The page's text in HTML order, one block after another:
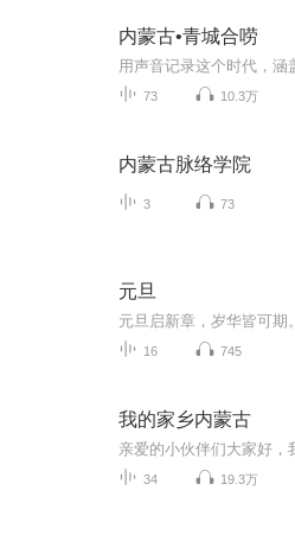
内蒙古•青城合唠
73 10.3万
内蒙古脉络学院
3 73
元旦
16 745
我的家乡内蒙古
34 19.3万